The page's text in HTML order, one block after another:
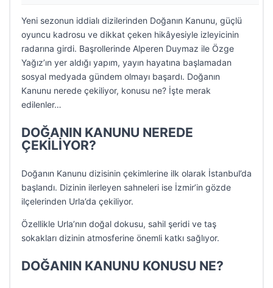
Yeni sezonun iddialı dizilerinden Doğanın Kanunu, güçlü
oyuncu kadrosu ve dikkat çeken hikâyesiyle izleyicinin
radarına girdi. Başrollerinde Alperen Duymaz ile Özge
Yağız’ın yer aldığı yapım, yayın hayatına başlamadan
sosyal medyada gündem olmayı başardı. Doğanın
Kanunu nerede çekiliyor, konusu ne? İşte merak
edilenler…
DOĞANIN KANUNU NEREDE
ÇEKİLİYOR?
Doğanın Kanunu dizisinin çekimlerine ilk olarak İstanbul’da
başlandı. Dizinin ilerleyen sahneleri ise İzmir’in gözde
ilçelerinden Urla’da çekiliyor.
Özellikle Urla’nın doğal dokusu, sahil şeridi ve taş
sokakları dizinin atmosferine önemli katkı sağlıyor.
DOĞANIN KANUNU KONUSU NE?